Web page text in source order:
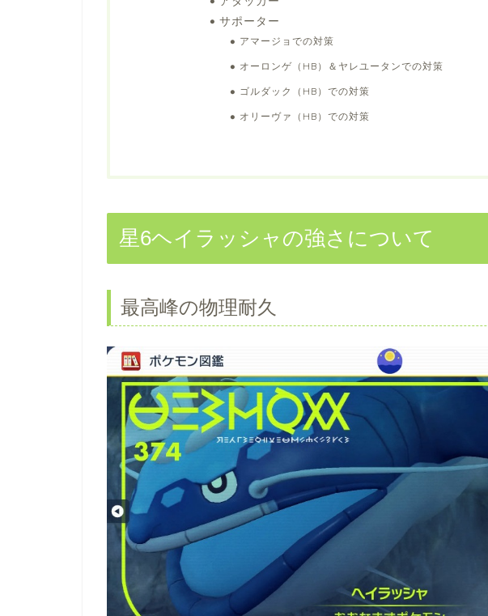
サポーター
アマージョでの対策
オーロンゲ（HB）＆ヤレユータンでの対策
ゴルダック（HB）での対策
オリーヴァ（HB）での対策
星6ヘイラッシャの強さについて
最高峰の物理耐久